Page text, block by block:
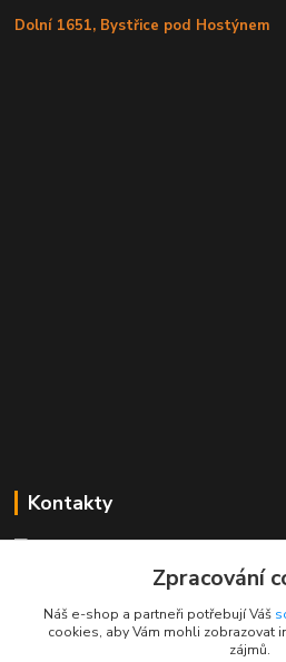
Dolní 1651, Bystřice pod Hostýnem
Kontakty
+420 725 613 837
info@rajklubicek.cz
Zpracování
Náš e-shop a partneři potřebují Váš
cookies, aby Vám mohli zobrazovat
zájmů.